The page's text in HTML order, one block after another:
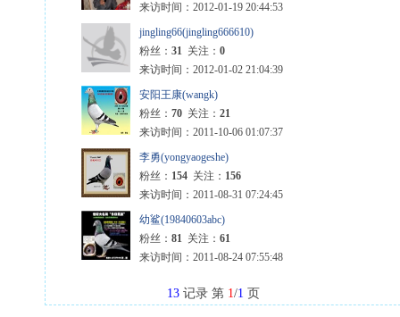
来访时间：2012-01-19 20:44:53
jingling66(jingling666610)
粉丝： 31 关注： 0
来访时间：2012-01-02 21:04:39
安阳王康(wangk)
粉丝： 70 关注： 21
来访时间：2011-10-06 01:07:37
李勇(yongyaogeshe)
粉丝： 154 关注： 156
来访时间：2011-08-31 07:24:45
幼鲨(19840603abc)
粉丝： 81 关注： 61
来访时间：2011-08-24 07:55:48
13记录 第 1/1 页